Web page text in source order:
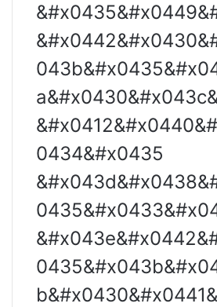
0434&#x0435